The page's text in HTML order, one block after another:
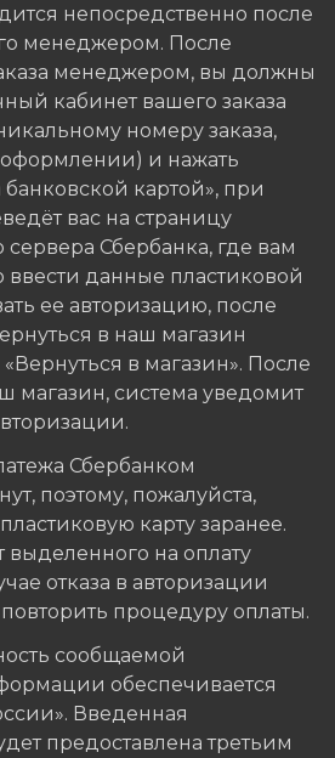
непосредственно после
менеджером. После
менеджером, вы должны
кабинет вашего заказа
номеру заказа,
и нажать
картой», при
вас на страницу
Сбербанка, где вам
данные пластиковой
ее авторизацию, после
в наш магазин
в магазин». После
магазин, система уведомит
Сбербанком
поэтому, пожалуйста,
карту заранее.
выделенного на оплату
отказа в авторизации
процедуру оплаты.
сообщаемой
обеспечивается
Введенная
предоставлена третьим